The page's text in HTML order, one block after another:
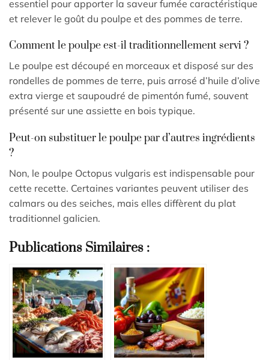
essentiel pour apporter la saveur fumée caractéristique
et relever le goût du poulpe et des pommes de terre.
Comment le poulpe est-il traditionnellement servi ?
Le poulpe est découpé en morceaux et disposé sur des
rondelles de pommes de terre, puis arrosé d’huile d’olive
extra vierge et saupoudré de pimentón fumé, souvent
présenté sur une assiette en bois typique.
Peut-on substituer le poulpe par d’autres ingrédients
?
Non, le poulpe Octopus vulgaris est indispensable pour
cette recette. Certaines variantes peuvent utiliser des
calmars ou des seiches, mais elles diffèrent du plat
traditionnel galicien.
Publications Similaires :